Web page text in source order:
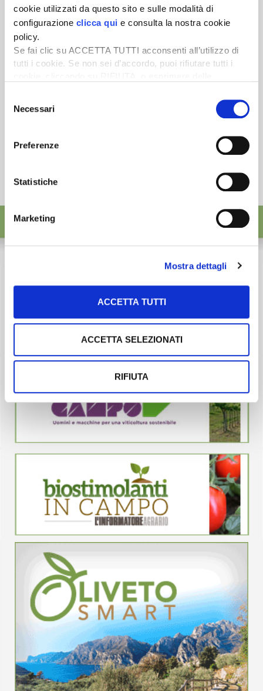
cookie utilizzati da questo sito e sulle modalità di
configurazione clicca qui e consulta la nostra cookie
policy.
Se fai clic su ACCETTA TUTTI acconsenti all’utilizzo di
tutti i cookie. Se non sei d’accordo, puoi rifiutare tutti i
desideri accettare e cliccando ACCETTA SELEZIONATI.
delNecessari
Preferenze
Statistiche
Marketing
Mostra dettagli
ACCETTA TUTTI
ACCETTA SELEZIONATI
RIFIUTA
Scopri un servizio d'informazione di alta qualità. Tagliato sulle tue
esigenze.